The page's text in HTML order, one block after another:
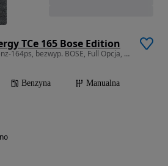
TCe 165 Bose Edition
1618 cm3 • 163 KM • 1.6benz-164ps, bezwyp. BOSE, Full Opcja, LED, kóra,Navi,1-wł.JAK NOWY
Benzyna
Manualna